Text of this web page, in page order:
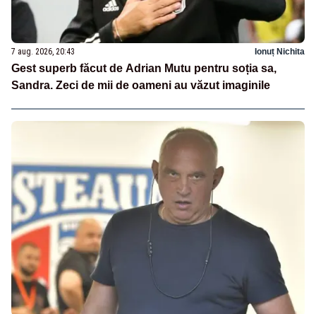
7 aug. 2026, 20:43 Ionuț Nichita
Gest superb făcut de Adrian Mutu pentru soția sa,
Sandra. Zeci de mii de oameni au văzut imaginile